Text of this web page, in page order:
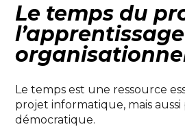
Le temps du
l’apprentissage
Le temps est une ressource
projet informatique, mais
démocratique.